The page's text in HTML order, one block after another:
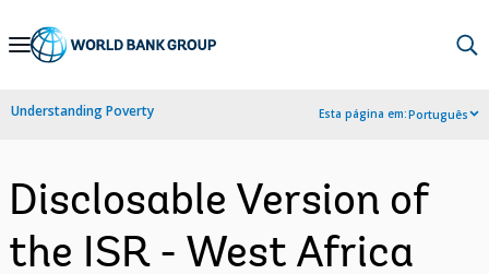
Skip
Navigation
Understanding Poverty Esta página em:Português
Disclosable Version of
the ISR - West Africa